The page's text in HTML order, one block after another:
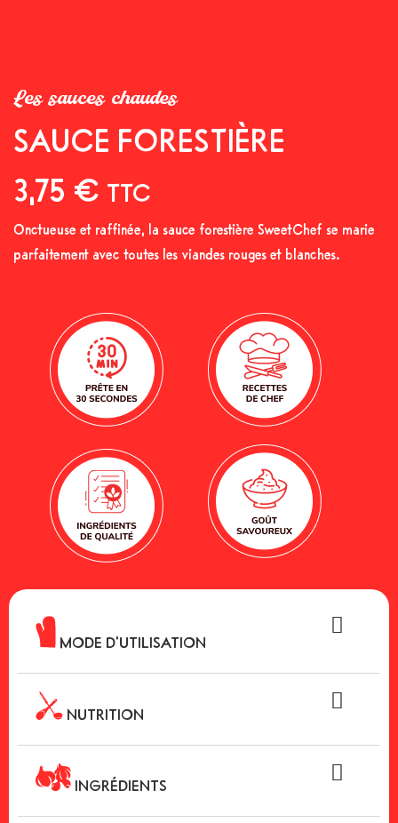
Les sauces chaudes
SAUCE FORESTIÈRE
3,75 € TTC
Onctueuse et raffinée, la sauce forestière SweetChef se marie
parfaitement avec toutes les viandes rouges et blanches.
MODE D'UTILISATION
NUTRITION
INGRÉDIENTS